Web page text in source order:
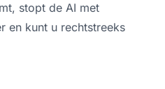
stopt de AI met
en kunt u rechtstreeks